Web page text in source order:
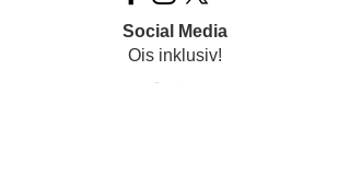
Social Media
Ois inklusiv!